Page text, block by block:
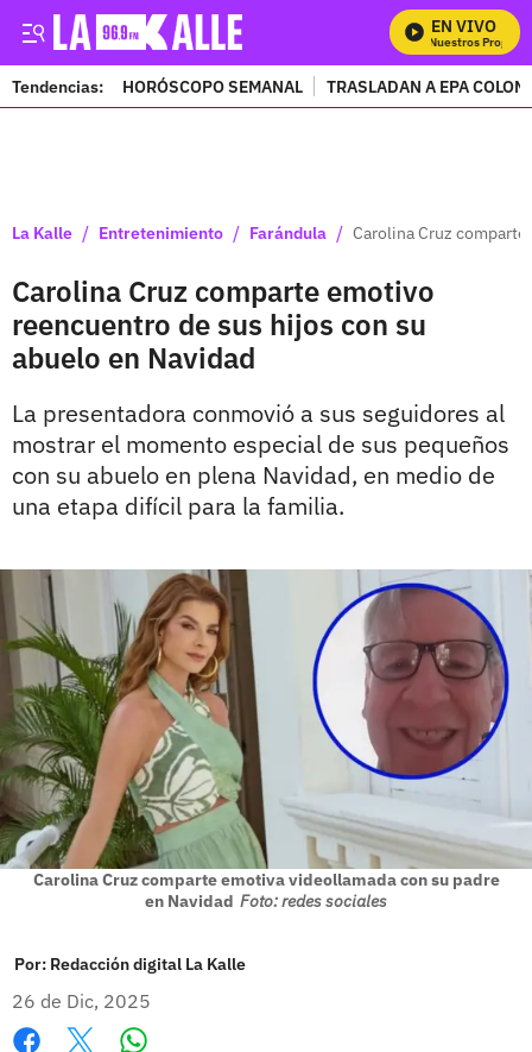
EN VIVO
Mira Todos Nuestros Programas
Tendencias: HORÓSCOPO SEMANAL TRASLADAN A EPA
La Kalle / Entretenimiento / Farándula / Carolina Cruz
Carolina Cruz comparte emotivo
reencuentro de sus hijos con su
abuelo en Navidad
La presentadora conmovió a sus seguidores al
mostrar el momento especial de sus pequeños
con su abuelo en plena Navidad, en medio de
una etapa difícil para la familia.
Carolina Cruz comparte emotiva videollamada con su padre
en Navidad Foto: redes sociales
Por: Redacción digital La Kalle
26 de Dic, 2025